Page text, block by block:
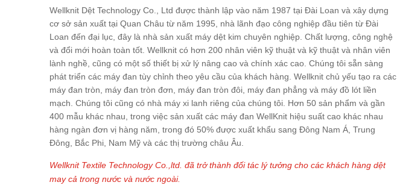
Wellknit Dệt Technology Co., Ltd được thành lập vào năm 1987 tại Đài Loan và xây dựng
cơ sở sản xuất tại Quan Châu từ năm 1995, nhà lãnh đạo công nghiệp đầu tiên từ Đài
Loan đến đại lục, đây là nhà sản xuất máy dệt kim chuyên nghiệp. Chất lượng, công nghệ
và đổi mới hoàn toàn tốt. Wellknit có hơn 200 nhân viên kỹ thuật và kỹ thuật và nhân viên
lành nghề, cũng có một số thiết bị xử lý nâng cao và chính xác cao. Chúng tôi sẵn sàng
phát triển các máy đan tùy chỉnh theo yêu cầu của khách hàng. Wellknit chủ yếu tạo ra các
máy đan tròn, máy đan tròn đơn, máy đan tròn đôi, máy đan phẳng và máy đồ lót liền
mạch. Chúng tôi cũng có nhà máy xi lanh riêng của chúng tôi. Hơn 50 sản phẩm và gần
400 mẫu khác nhau, trong việc sản xuất các máy đan WellKnit hiệu suất cao khác nhau
hàng ngàn đơn vị hàng năm, trong đó 50% được xuất khẩu sang Đông Nam Á, Trung
Đông, Bắc Phi, Nam Mỹ và các thị trường châu Âu.
Wellknit Textile Technology Co.,ltd. đã trở thành đối tác lý tưởng cho các khách hàng dệt
may cả trong nước và nước ngoài.